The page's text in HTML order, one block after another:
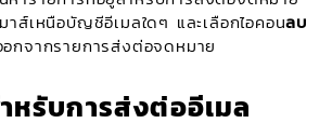
ส์เหนือบัญชีอีเมลใดๆ และเลือกไอคอนลบ
กจากรายการส่งต่อจดหมาย
หรับการส่งต่ออีเมล